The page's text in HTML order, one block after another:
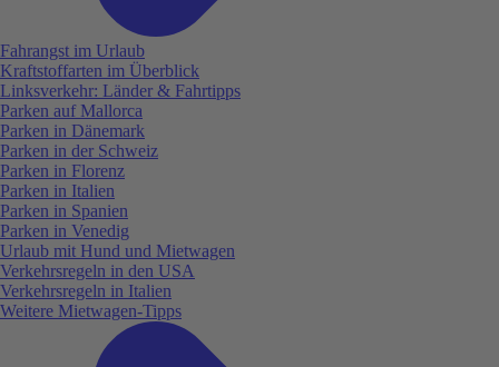
Fahrangst im Urlaub
Kraftstoffarten im Überblick
Linksverkehr: Länder & Fahrtipps
Parken auf Mallorca
Parken in Dänemark
Parken in der Schweiz
Parken in Florenz
Parken in Italien
Parken in Spanien
Parken in Venedig
Urlaub mit Hund und Mietwagen
Verkehrsregeln in den USA
Verkehrsregeln in Italien
Weitere Mietwagen-Tipps